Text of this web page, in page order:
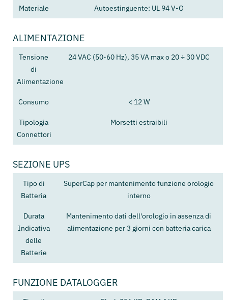
Materiale Autoestinguente: UL 94 V-O
ALIMENTAZIONE
Tensione
di
Alimentazione
24 VAC (50-60 Hz), 35 VA max o 20 ÷ 30 VDC
Consumo < 12 W
Tipologia
Connettori
Morsetti estraibili
SEZIONE UPS
Tipo di
Batteria
SuperCap per mantenimento funzione orologio
interno
Durata
Indicativa
delle
Batterie
Mantenimento dati dell'orologio in assenza di
alimentazione per 3 giorni con batteria carica
FUNZIONE DATALOGGER